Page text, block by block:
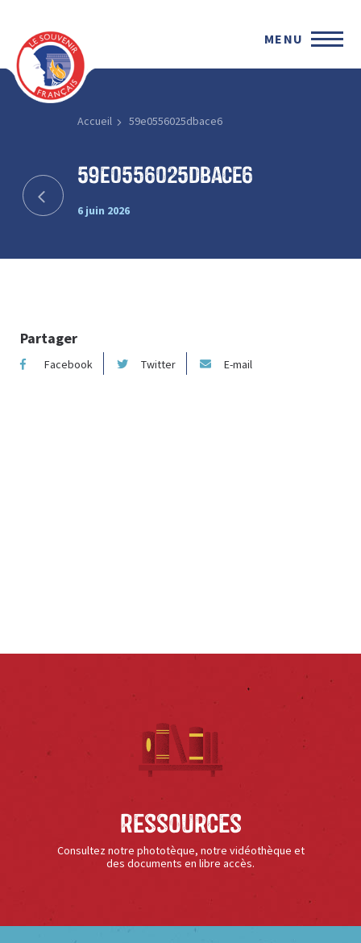
MENU
Accueil 59e0556025dbace6
59e0556025dbace6
6 juin 2026
Partager
Facebook Twitter E-mail
Ressources
Consultez notre phototèque, notre vidéothèque et
des documents en libre accès.